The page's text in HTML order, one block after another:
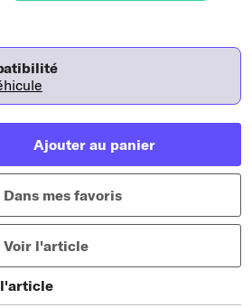
Ajouter au panier
Dans mes favoris
Voir l'article